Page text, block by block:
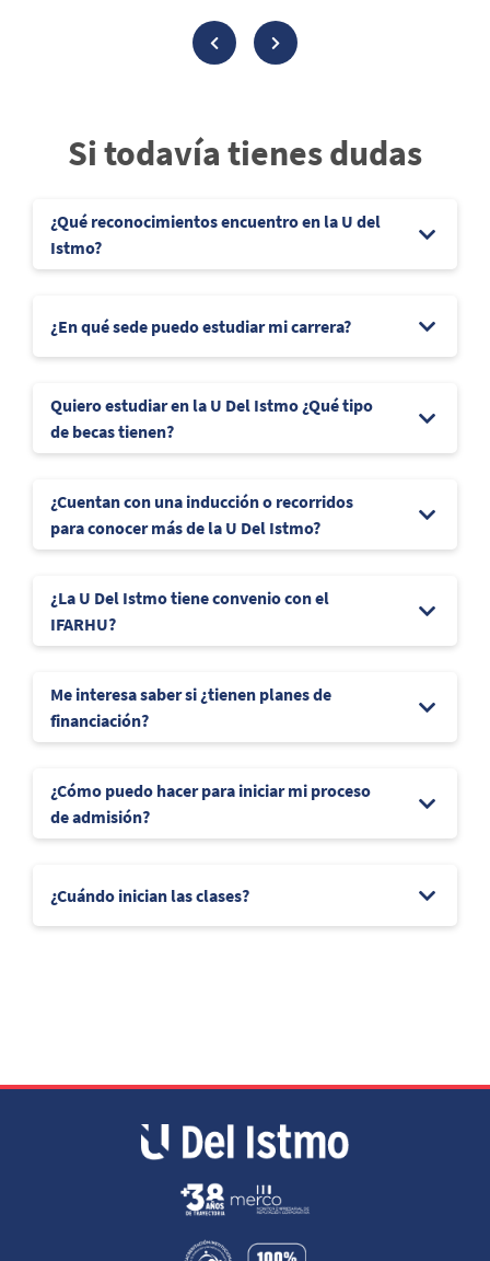
Si todavía tienes dudas
¿Qué reconocimientos encuentro en la U del
Istmo?
¿En qué sede puedo estudiar mi carrera?
Quiero estudiar en la U Del Istmo ¿Qué tipo
de becas tienen?
¿Cuentan con una inducción o recorridos
para conocer más de la U Del Istmo?
¿La U Del Istmo tiene convenio con el
IFARHU?
Me interesa saber si ¿tienen planes de
financiación?
¿Cómo puedo hacer para iniciar mi proceso
de admisión?
¿Cuándo inician las clases?